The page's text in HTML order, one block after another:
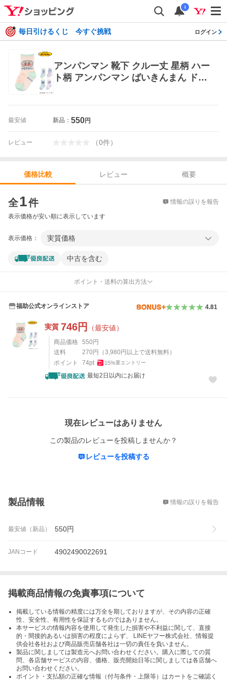
i
毎日引けるくじ 今すぐ挑戦 ログイン
アンパンマン 靴下 クルー丈 星柄 ハー
ト柄 アンパンマン ばいきんまん ドキ
最安値 新品： 550円
レビュー （0件）
価格比較 レビュー
概要
全1件 情報の誤りを報告
表示価格が安い順に表示しています
表示価格： 実質価格
中古を含む
ポイント・送料の算出方法
福助公式オンラインストア 4.81
実質 746円 （最安値）
商品価格 550 円
送料
270 円 （3,980 円以上で送料無料）
ポイント
74pt 15%要エントリー
最短2日以内にお届け
現在レビューはありません
この製品のレビューを投稿しませんか？
レビューを投稿する
製品情報 情報の誤りを報告
最安値（新品） 550円
JANコード 4902490022691
掲載商品情報の免責事項について
掲載している情報の精度には万全を期しておりますが、その内容の正確
性、安全性、有用性を保証するものではありません。
本サービスの情報内容を使用して発生した損害や不利益に関して、直接
的・間接的あるいは損害の程度によらず、 LINEヤフー株式会社、情報提
供会社各社および商品販売店舗各社は一切の責任を負いません。
製品に関しましては製造元へお問い合わせください。購入に際しての質
問、各店舗サービスの内容、価格、販売開始日等に関しましては各店舗へ
お問い合わせください。
ポイント・支払額の正確な情報（付与条件・上限等）はカートをご確認く